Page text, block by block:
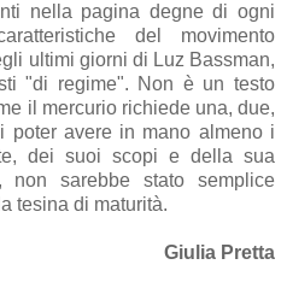
nella pagina degne di ogni
del movimento
ultimi giorni di Luz Bassman,
"di regime". Non è un testo
il mercurio richiede una, due,
poter avere in mano almeno i
dei suoi scopi e della sua
non sarebbe stato semplice
tesina di maturità.
Giulia Pretta